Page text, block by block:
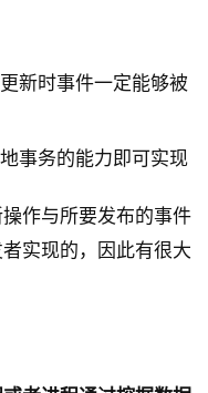
新时事件一定能够被
事务的能力即可实现
作与所要发布的事件
实现的，因此有很大